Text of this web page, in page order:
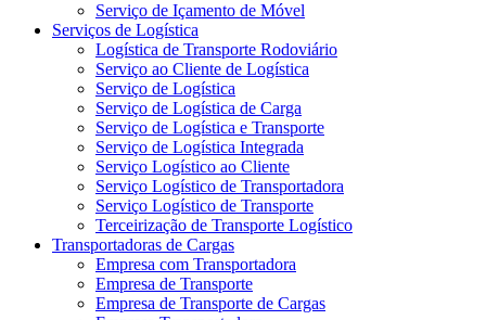
Serviço de Içamento de Móvel
Serviços de Logística
Logística de Transporte Rodoviário
Serviço ao Cliente de Logística
Serviço de Logística
Serviço de Logística de Carga
Serviço de Logística e Transporte
Serviço de Logística Integrada
Serviço Logístico ao Cliente
Serviço Logístico de Transportadora
Serviço Logístico de Transporte
Terceirização de Transporte Logístico
Transportadoras de Cargas
Empresa com Transportadora
Empresa de Transporte
Empresa de Transporte de Cargas